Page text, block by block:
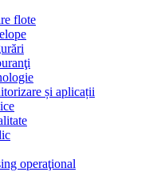
flote
și aplicații
operaţional